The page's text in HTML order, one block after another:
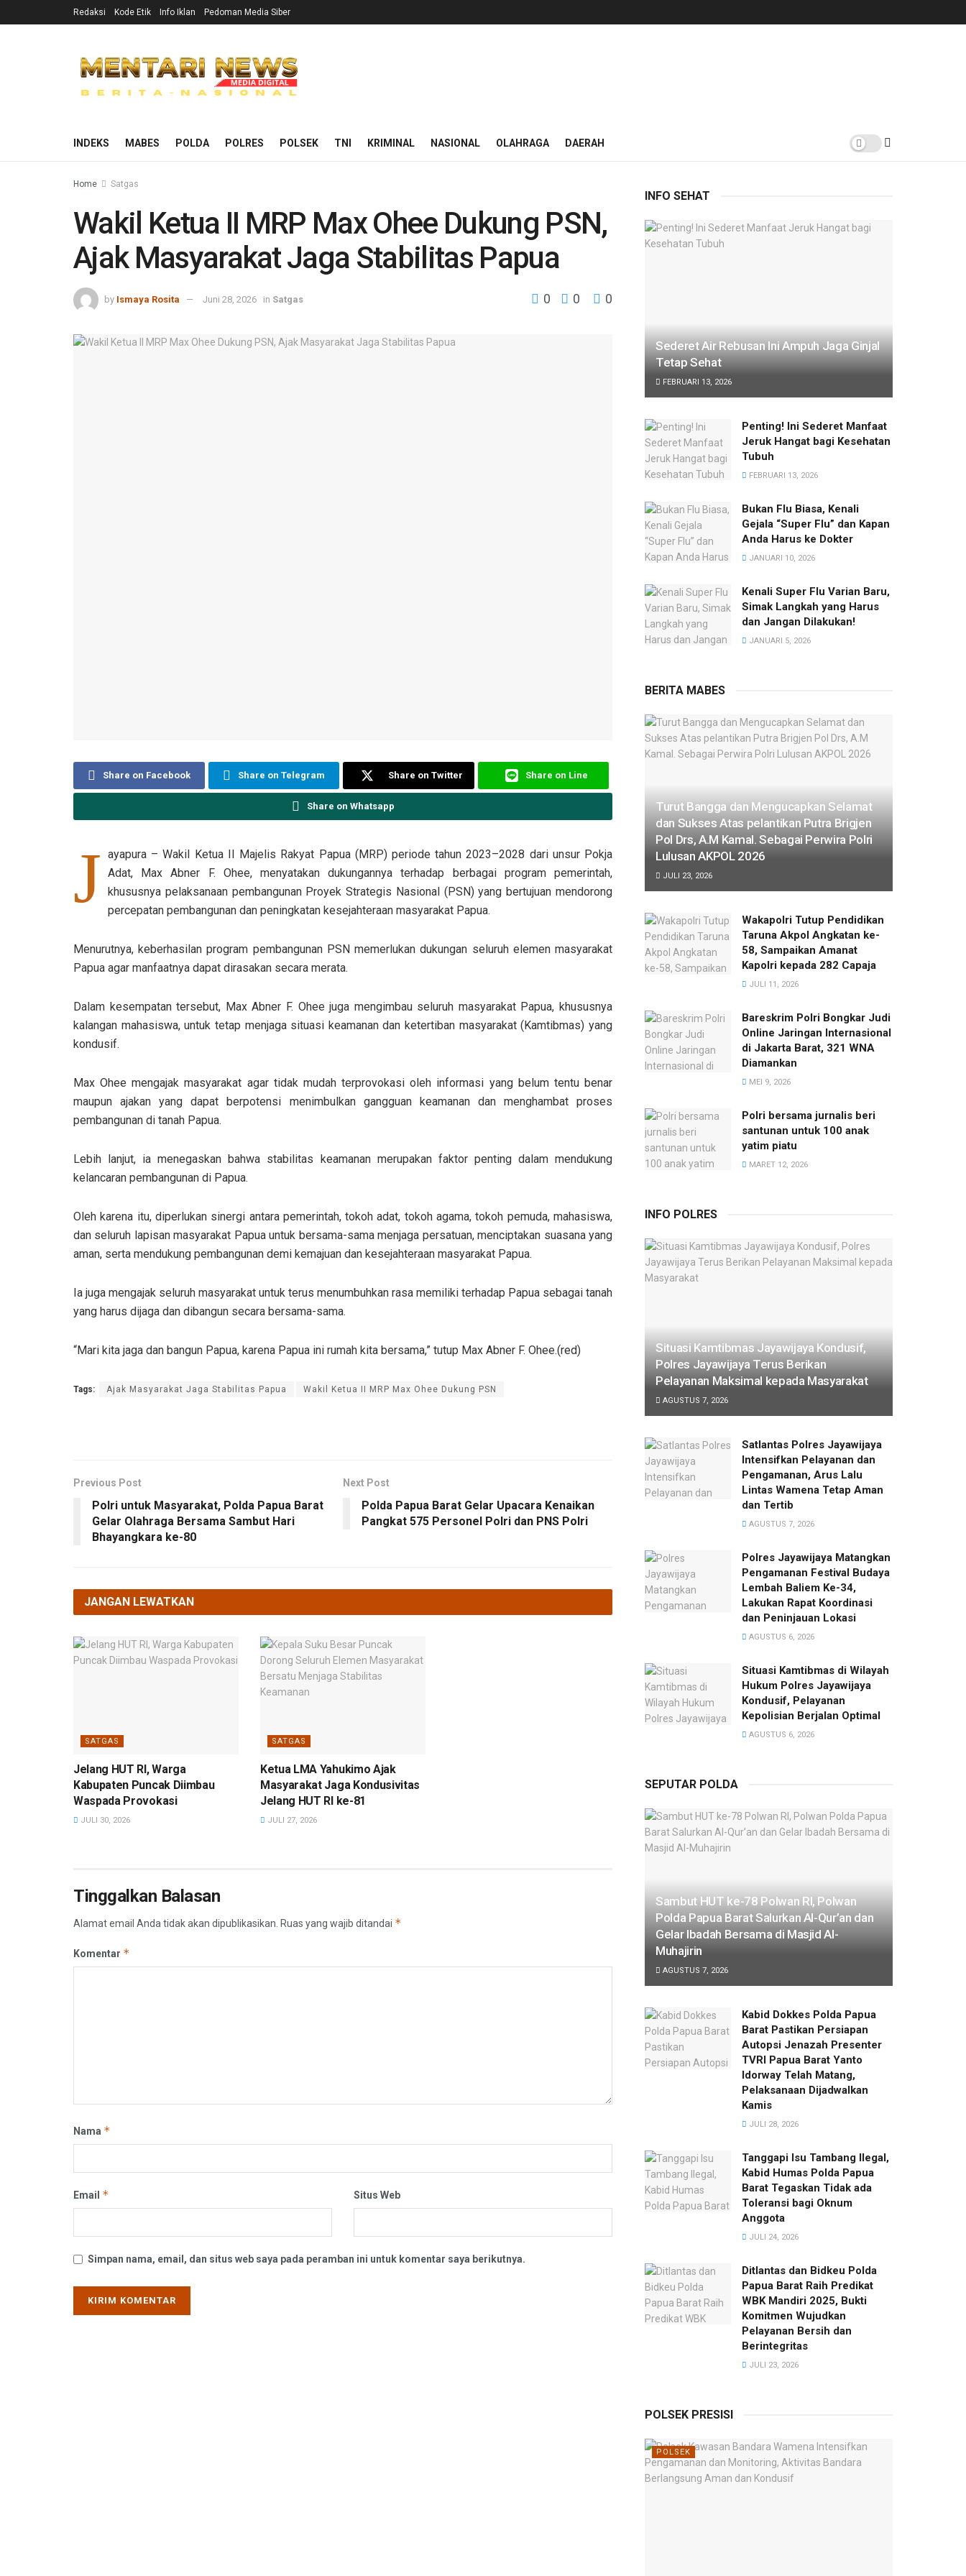
Redaksi Kode Etik Info Iklan Pedoman Media Siber
INDEKS MABES POLDA POLRES POLSEK TNI KRIMINAL NASIONAL OLAHRAGA DAERAH
Home Satgas
Wakil Ketua II MRP Max Ohee Dukung PSN,
Ajak Masyarakat Jaga Stabilitas Papua
by Ismaya Rosita Juni 28, 2026 in Satgas 0 0 0
Share on Facebook Share on Telegram Share on Twitter Share on Line
Share on Whatsapp
J ayapura – Wakil Ketua II Majelis Rakyat Papua (MRP) periode tahun 2023–2028 dari unsur Pokja
Adat, Max Abner F. Ohee, menyatakan dukungannya terhadap berbagai program pemerintah,
khususnya pelaksanaan pembangunan Proyek Strategis Nasional (PSN) yang bertujuan mendorong
percepatan pembangunan dan peningkatan kesejahteraan masyarakat Papua.
Menurutnya, keberhasilan program pembangunan PSN memerlukan dukungan seluruh elemen masyarakat
Papua agar manfaatnya dapat dirasakan secara merata.
Dalam kesempatan tersebut, Max Abner F. Ohee juga mengimbau seluruh masyarakat Papua, khususnya
kalangan mahasiswa, untuk tetap menjaga situasi keamanan dan ketertiban masyarakat (Kamtibmas) yang
kondusif.
Max Ohee mengajak masyarakat agar tidak mudah terprovokasi oleh informasi yang belum tentu benar
maupun ajakan yang dapat berpotensi menimbulkan gangguan keamanan dan menghambat proses
pembangunan di tanah Papua.
Lebih lanjut, ia menegaskan bahwa stabilitas keamanan merupakan faktor penting dalam mendukung
kelancaran pembangunan di Papua.
Oleh karena itu, diperlukan sinergi antara pemerintah, tokoh adat, tokoh agama, tokoh pemuda, mahasiswa,
dan seluruh lapisan masyarakat Papua untuk bersama-sama menjaga persatuan, menciptakan suasana yang
aman, serta mendukung pembangunan demi kemajuan dan kesejahteraan masyarakat Papua.
Ia juga mengajak seluruh masyarakat untuk terus menumbuhkan rasa memiliki terhadap Papua sebagai tanah
yang harus dijaga dan dibangun secara bersama-sama.
“Mari kita jaga dan bangun Papua, karena Papua ini rumah kita bersama,” tutup Max Abner F. Ohee.(red)
Tags: Ajak Masyarakat Jaga Stabilitas Papua Wakil Ketua II MRP Max Ohee Dukung PSN
Previous Post
Polri untuk Masyarakat, Polda Papua Barat
Gelar Olahraga Bersama Sambut Hari
Bhayangkara ke-80
Next Post
Polda Papua Barat Gelar Upacara Kenaikan
Pangkat 575 Personel Polri dan PNS Polri
JANGAN LEWATKAN
SATGAS
Jelang HUT RI, Warga
Kabupaten Puncak Diimbau
Waspada Provokasi
JULI 30, 2026
SATGAS
Ketua LMA Yahukimo Ajak
Masyarakat Jaga Kondusivitas
Jelang HUT RI ke-81
JULI 27, 2026
Tinggalkan Balasan
Alamat email Anda tidak akan dipublikasikan. Ruas yang wajib ditandai *
Komentar *
Nama *
Email * Situs Web
Simpan nama, email, dan situs web saya pada peramban ini untuk komentar saya berikutnya.
INFO SEHAT
Sederet Air Rebusan Ini Ampuh Jaga Ginjal
Tetap Sehat
FEBRUARI 13, 2026
Penting! Ini Sederet Manfaat
Jeruk Hangat bagi Kesehatan
Tubuh
FEBRUARI 13, 2026
Bukan Flu Biasa, Kenali
Gejala “Super Flu” dan Kapan
Anda Harus ke Dokter
JANUARI 10, 2026
Kenali Super Flu Varian Baru,
Simak Langkah yang Harus
dan Jangan Dilakukan!
JANUARI 5, 2026
BERITA MABES
Turut Bangga dan Mengucapkan Selamat
dan Sukses Atas pelantikan Putra Brigjen
Pol Drs, A.M Kamal. Sebagai Perwira Polri
Lulusan AKPOL 2026
JULI 23, 2026
Wakapolri Tutup Pendidikan
Taruna Akpol Angkatan ke-
58, Sampaikan Amanat
Kapolri kepada 282 Capaja
JULI 11, 2026
Bareskrim Polri Bongkar Judi
Online Jaringan Internasional
di Jakarta Barat, 321 WNA
Diamankan
MEI 9, 2026
Polri bersama jurnalis beri
santunan untuk 100 anak
yatim piatu
MARET 12, 2026
INFO POLRES
Situasi Kamtibmas Jayawijaya Kondusif,
Polres Jayawijaya Terus Berikan
Pelayanan Maksimal kepada Masyarakat
AGUSTUS 7, 2026
Satlantas Polres Jayawijaya
Intensifkan Pelayanan dan
Pengamanan, Arus Lalu
Lintas Wamena Tetap Aman
dan Tertib
AGUSTUS 7, 2026
Polres Jayawijaya Matangkan
Pengamanan Festival Budaya
Lembah Baliem Ke-34,
Lakukan Rapat Koordinasi
dan Peninjauan Lokasi
AGUSTUS 6, 2026
Situasi Kamtibmas di Wilayah
Hukum Polres Jayawijaya
Kondusif, Pelayanan
Kepolisian Berjalan Optimal
AGUSTUS 6, 2026
SEPUTAR POLDA
Sambut HUT ke-78 Polwan RI, Polwan
Polda Papua Barat Salurkan Al-Qur’an dan
Gelar Ibadah Bersama di Masjid Al-
Muhajirin
AGUSTUS 7, 2026
Kabid Dokkes Polda Papua
Barat Pastikan Persiapan
Autopsi Jenazah Presenter
TVRI Papua Barat Yanto
Idorway Telah Matang,
Pelaksanaan Dijadwalkan
Kamis
JULI 28, 2026
Tanggapi Isu Tambang Ilegal,
Kabid Humas Polda Papua
Barat Tegaskan Tidak ada
Toleransi bagi Oknum
Anggota
JULI 24, 2026
Ditlantas dan Bidkeu Polda
Papua Barat Raih Predikat
WBK Mandiri 2025, Bukti
Komitmen Wujudkan
Pelayanan Bersih dan
Berintegritas
JULI 23, 2026
POLSEK PRESISI
POLSEK